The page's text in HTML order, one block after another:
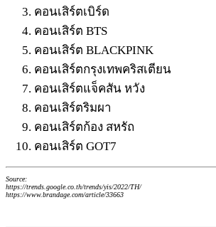
คอนเสิร์ตเบิร์ด
คอนเสิร์ต BTS
คอนเสิร์ต BLACKPINK
คอนเสิร์ตกรุงเทพคริสเตียน
คอนเสิร์ตแจ็คสัน หวัง
คอนเสิร์ตริมผา
คอนเสิร์ตก้อง สหรัถ
คอนเสิร์ต GOT7
Source:
https://trends.google.co.th/trends/yis/2022/TH/
https://www.brandage.com/article/33663